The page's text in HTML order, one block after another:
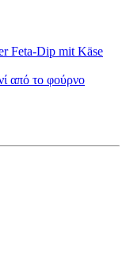
Feta-Dip mit Käse
από το φούρνο